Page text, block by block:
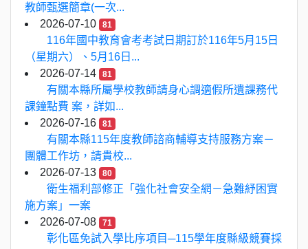
教師甄選簡章(一次...
2026-07-10
81
116年國中教育會考考試日期訂於116年5月15日
（星期六）、5月16日...
2026-07-14
81
有關本縣所屬學校教師請身心調適假所遺課務代
課鐘點費 案，詳如...
2026-07-16
81
有關本縣115年度教師諮商輔導支持服務方案－
團體工作坊，請貴校...
2026-07-13
80
衛生福利部修正「強化社會安全網－急難紓困實
施方案」一案
2026-07-08
71
彰化區免試入學比序項目─115學年度縣級競賽採